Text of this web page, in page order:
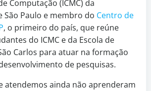
Computação (ICMC) da
São Paulo e membro do Centro de
, o primeiro do país, que reúne
do ICMC e da Escola de
Carlos para atuar na formação
de pesquisas.
atendemos ainda não aprenderam